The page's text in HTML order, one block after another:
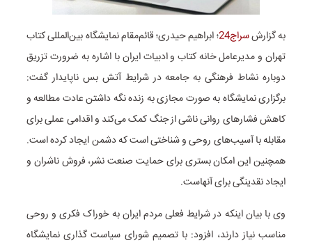
به گزارشسراج24
؛ ابراهیم حیدری؛ قائم‌مقام نمایشگاه بین‌المللی کتاب
تهران و مدیرعامل خانه کتاب و ادبیات ایران با اشاره به ضرورت تزریق
دوباره نشاط فرهنگی به جامعه در شرایط آتش بس ناپایدار گفت:
برگزاری نمایشگاه به صورت مجازی به زنده نگه داشتن عادت مطالعه و
کاهش فشارهای روانی ناشی از جنگ کمک می‌کند و اقدامی عملی برای
مقابله با آسیب‌های روحی و شناختی است که دشمن ایجاد کرده است.
همچنین این امکان بستری برای حمایت صنعت نشر، فروش ناشران و
ایجاد نقدینگی برای آنهاست.
وی با بیان اینکه در شرایط فعلی مردم ایران به خوراک فکری و روحی
مناسب نیاز دارند، افزود: با تصمیم شورای سیاست گذاری نمایشگاه